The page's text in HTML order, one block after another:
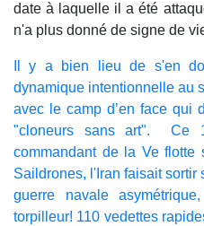
date à laquelle il a été
n'a plus donné de signe de
Il y a bien lieu de s'en
dynamique intentionnelle au
avec le camp d’en face qui
"cloneurs sans art". Ce
commandant de la Ve flotte
Saildrones, l'Iran faisait sortir
guerre navale
torpilleur! 110 vedettes